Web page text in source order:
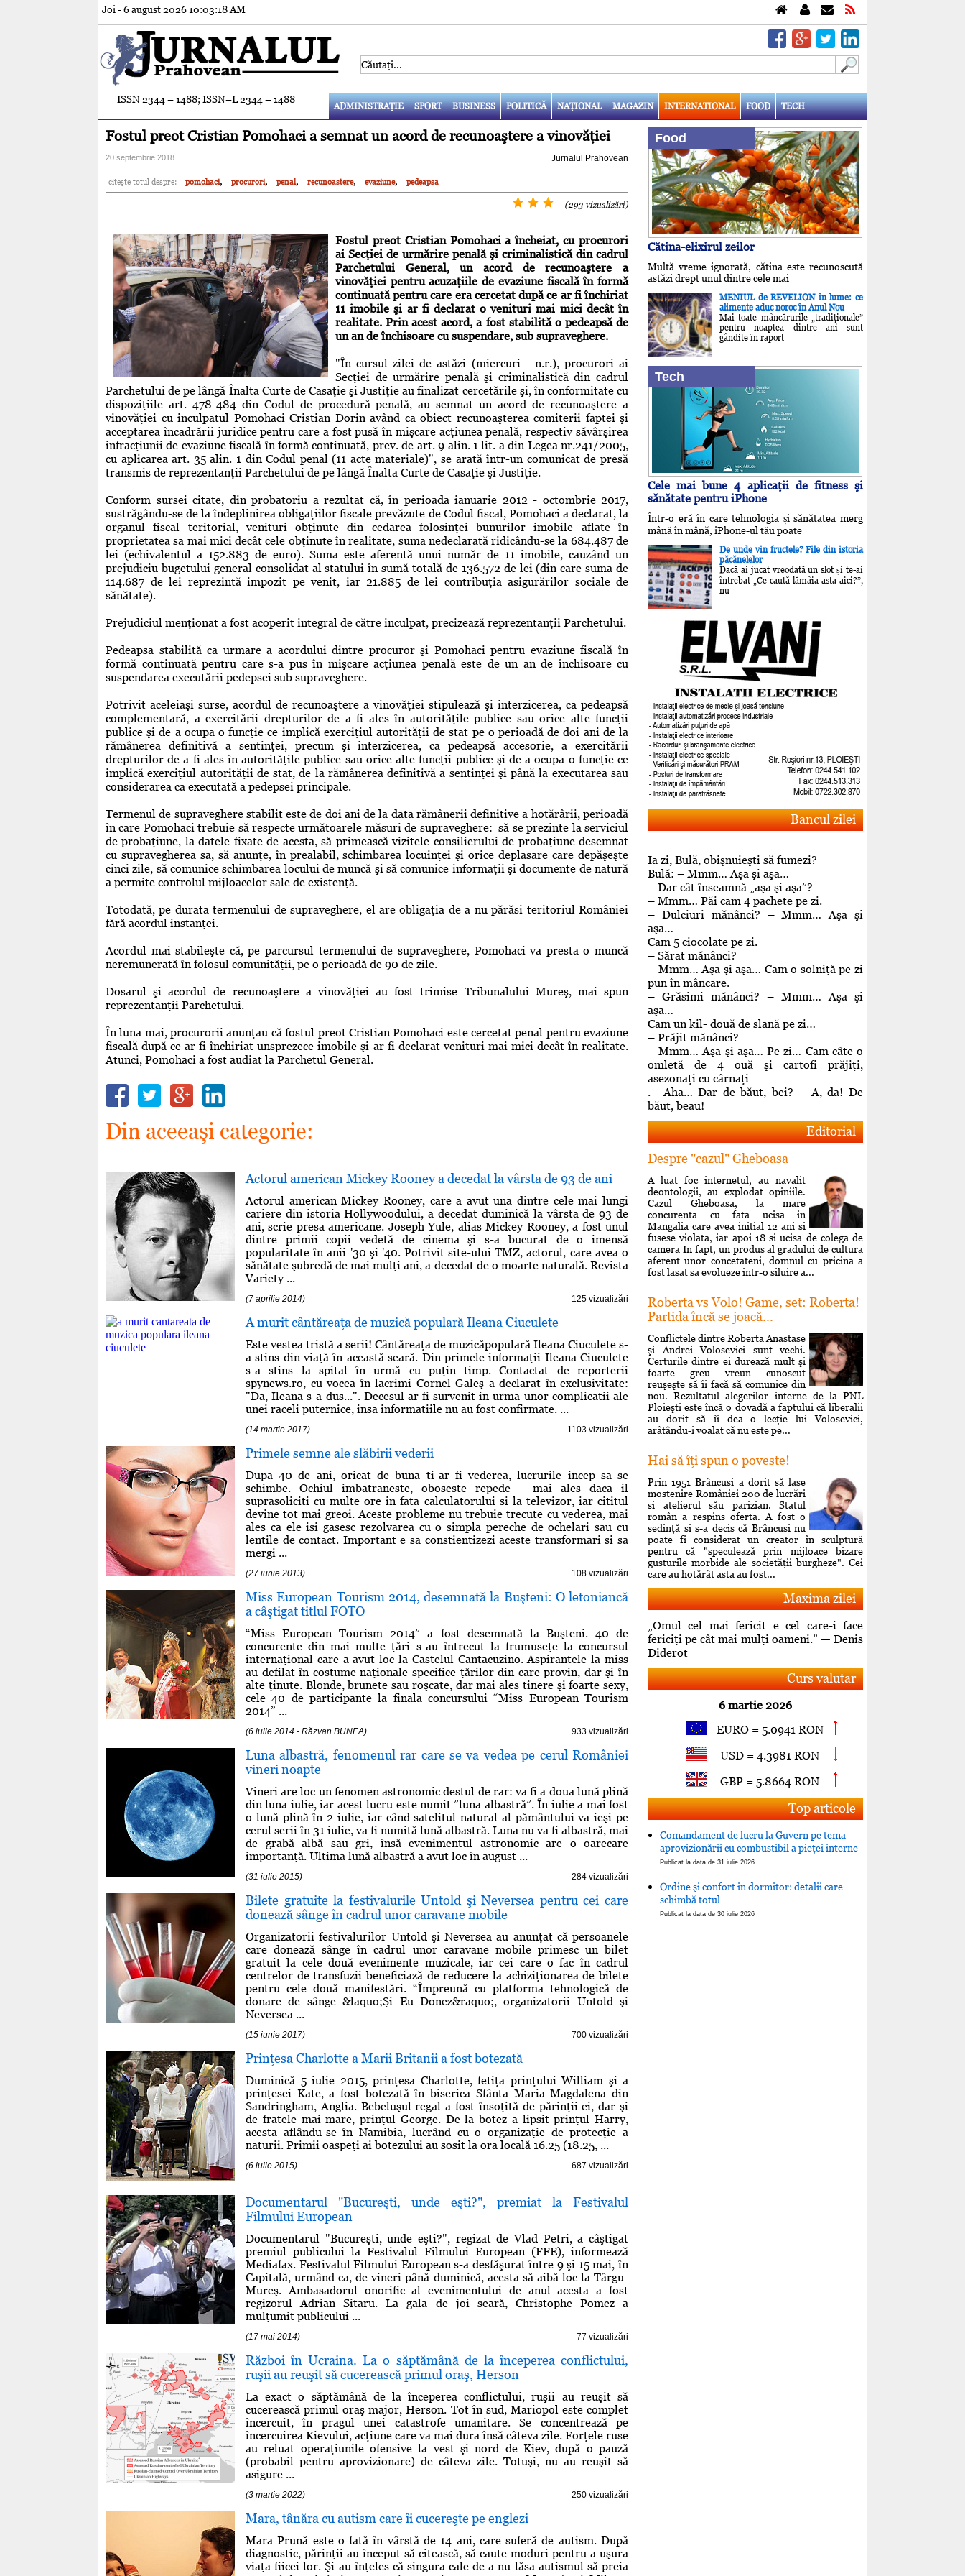
Joi - 6 august 202610:03:19 AM
ISSN 2344 – 1488; ISSN–L 2344 – 1488
ADMINISTRAŢIE SPORT BUSINESS POLITICĂ NAŢIONAL MAGAZIN INTERNATIONAL FOOD TECH
Fostul preot Cristian Pomohaci a semnat un acord de recunoaştere a vinovăţiei
20 septembrie 2018 Jurnalul Prahovean
citeşte totul despre: pomohaci, procurori, penal, recunoastere, evaziune, pedeapsa
(293 vizualizări)
Fostul preot Cristian Pomohaci a încheiat, cu procurori
ai Secţiei de urmărire penală şi criminalistică din cadrul
Parchetului General, un acord de recunoaştere a
vinovăţiei pentru acuzaţiile de evaziune fiscală în formă
continuată pentru care era cercetat după ce ar fi închiriat
11 imobile şi ar fi declarat o venituri mai mici decât în
realitate. Prin acest acord, a fost stabilită o pedeapsă de
un an de închisoare cu suspendare, sub supraveghere.
"În cursul zilei de astăzi (miercuri - n.r.), procurori ai
Secţiei de urmărire penală şi criminalistică din cadrul
Parchetului de pe lângă Înalta Curte de Casaţie şi Justiţie au finalizat cercetările şi, în conformitate cu
dispoziţiile art. 478-484 din Codul de procedură penală, au semnat un acord de recunoaştere a
vinovăţiei cu inculpatul Pomohaci Cristian Dorin având ca obiect recunoaşterea comiterii faptei şi
acceptarea încadrării juridice pentru care a fost pusă în mişcare acţiunea penală, respectiv săvârşirea
infracţiunii de evaziune fiscală în formă continuată, prev. de art. 9 alin. 1 lit. a din Legea nr.241/2005,
cu aplicarea art. 35 alin. 1 din Codul penal (11 acte materiale)", se arată într-un comunicat de presă
transmis de reprezentanţii Parchetului de pe lângă Înalta Curte de Casaţie şi Justiţie.
Conform sursei citate, din probatoriu a rezultat că, în perioada ianuarie 2012 - octombrie 2017,
sustrăgându-se de la îndeplinirea obligaţiilor fiscale prevăzute de Codul fiscal, Pomohaci a declarat, la
organul fiscal teritorial, venituri obţinute din cedarea folosinţei bunurilor imobile aflate în
proprietatea sa mai mici decât cele obţinute în realitate, suma nedeclarată ridicându-se la 684.487 de
lei (echivalentul a 152.883 de euro). Suma este aferentă unui număr de 11 imobile, cauzând un
prejudiciu bugetului general consolidat al statului în sumă totală de 136.572 de lei (din care suma de
114.687 de lei reprezintă impozit pe venit, iar 21.885 de lei contribuţia asigurărilor sociale de
sănătate).
Prejudiciul menţionat a fost acoperit integral de către inculpat, precizează reprezentanţii Parchetului.
Pedeapsa stabilită ca urmare a acordului dintre procuror şi Pomohaci pentru evaziune fiscală în
formă continuată pentru care s-a pus în mişcare acţiunea penală este de un an de închisoare cu
suspendarea executării pedepsei sub supraveghere.
Potrivit aceleiaşi surse, acordul de recunoaştere a vinovăţiei stipulează şi interzicerea, ca pedeapsă
complementară, a exercitării drepturilor de a fi ales în autorităţile publice sau orice alte funcţii
publice şi de a ocupa o funcţie ce implică exerciţiul autorităţii de stat pe o perioadă de doi ani de la
rămânerea definitivă a sentinţei, precum şi interzicerea, ca pedeapsă accesorie, a exercitării
drepturilor de a fi ales în autorităţile publice sau orice alte funcţii publice şi de a ocupa o funcţie ce
implică exerciţiul autorităţii de stat, de la rămânerea definitivă a sentinţei şi până la executarea sau
considerarea ca executată a pedepsei principale.
Termenul de supraveghere stabilit este de doi ani de la data rămânerii definitive a hotărârii, perioadă
în care Pomohaci trebuie să respecte următoarele măsuri de supraveghere: să se prezinte la serviciul
de probaţiune, la datele fixate de acesta, să primească vizitele consilierului de probaţiune desemnat
cu supravegherea sa, să anunţe, în prealabil, schimbarea locuinţei şi orice deplasare care depăşeşte
cinci zile, să comunice schimbarea locului de muncă şi să comunice informaţii şi documente de natură
a permite controlul mijloacelor sale de existenţă.
Totodată, pe durata termenului de supraveghere, el are obligaţia de a nu părăsi teritoriul României
fără acordul instanţei.
Acordul mai stabileşte că, pe parcursul termenului de supraveghere, Pomohaci va presta o muncă
neremunerată în folosul comunităţii, pe o perioadă de 90 de zile.
Dosarul şi acordul de recunoaştere a vinovăţiei au fost trimise Tribunalului Mureş, mai spun
reprezentanţii Parchetului.
În luna mai, procurorii anunţau că fostul preot Cristian Pomohaci este cercetat penal pentru evaziune
fiscală după ce ar fi închiriat unsprezece imobile şi ar fi declarat venituri mai mici decât în realitate.
Atunci, Pomohaci a fost audiat la Parchetul General.
Din aceeaşi categorie:
Actorul american Mickey Rooney a decedat la vârsta de 93 de ani
Actorul american Mickey Rooney, care a avut una dintre cele mai lungi
cariere din istoria Hollywoodului, a decedat duminică la vârsta de 93 de
ani, scrie presa americane. Joseph Yule, alias Mickey Rooney, a fost unul
dintre primii copii vedetă de cinema şi s-a bucurat de o imensă
popularitate în anii '30 şi '40. Potrivit site-ului TMZ, actorul, care avea o
sănătate şubredă de mai mulţi ani, a decedat de o moarte naturală. Revista
Variety ...
(7 aprilie 2014) 125 vizualizări
A murit cântăreaţa de muzică populară Ileana Ciuculete
Este vestea tristă a serii! Cântăreaţa de muzicăpopulară Ileana Ciuculete s-
a stins din viaţă în această seară. Din primele informaţii Ileana Ciuculete
s-a stins la spital în urmă cu puţin timp. Contactat de reporterii
spynews.ro, cu vocea în lacrimi Cornel Galeş a declarat în exclusivitate:
"Da, Ileana s-a dus...". Decesul ar fi survenit in urma unor complicatii ale
unei raceli puternice, insa informatiile nu au fost confirmate. ...
(14 martie 2017) 1103 vizualizări
Primele semne ale slăbirii vederii
Dupa 40 de ani, oricat de buna ti-ar fi vederea, lucrurile incep sa se
schimbe. Ochiul imbatraneste, oboseste repede - mai ales daca il
suprasoliciti cu multe ore in fata calculatorului si la televizor, iar cititul
devine tot mai greoi. Aceste probleme nu trebuie trecute cu vederea, mai
ales ca ele isi gasesc rezolvarea cu o simpla pereche de ochelari sau cu
lentile de contact. Important e sa constientizezi aceste transformari si sa
mergi ...
(27 iunie 2013) 108 vizualizări
Miss European Tourism 2014, desemnată la Buşteni: O letoniancă
a câştigat titlul FOTO
“Miss European Tourism 2014” a fost desemnată la Buşteni. 40 de
concurente din mai multe ţări s-au întrecut la frumuseţe la concursul
internaţional care a avut loc la Castelul Cantacuzino. Aspirantele la miss
au defilat în costume naţionale specifice ţărilor din care provin, dar şi în
alte ţinute. Blonde, brunete sau roşcate, dar mai ales tinere şi foarte sexy,
cele 40 de participante la finala concursului “Miss European Tourism
2014” ...
(6 iulie 2014 - Răzvan BUNEA) 933 vizualizări
Luna albastră, fenomenul rar care se va vedea pe cerul României
vineri noapte
Vineri are loc un fenomen astronomic destul de rar: va fi a doua lună plină
din luna iulie, iar acest lucru este numit ”luna albastră”. În iulie a mai fost
o lună plină în 2 iulie, iar când satelitul natural al pământului va ieşi pe
cerul serii în 31 iulie, va fi numită lună albastră. Luna nu va fi albastră, mai
de grabă albă sau gri, însă evenimentul astronomic are o oarecare
importanţă. Ultima lună albastră a avut loc în august ...
(31 iulie 2015) 284 vizualizări
Bilete gratuite la festivalurile Untold şi Neversea pentru cei care
donează sânge în cadrul unor caravane mobile
Organizatorii festivalurilor Untold şi Neversea au anunţat că persoanele
care donează sânge în cadrul unor caravane mobile primesc un bilet
gratuit la cele două evenimente muzicale, iar cei care o fac în cadrul
centrelor de transfuzii beneficiază de reducere la achiziţionarea de bilete
pentru cele două manifestări. “Împreună cu platforma tehnologică de
donare de sânge &laquo;Şi Eu Donez&raquo;, organizatorii Untold şi
Neversea ...
(15 iunie 2017) 700 vizualizări
Prinţesa Charlotte a Marii Britanii a fost botezată
Duminică 5 iulie 2015, prinţesa Charlotte, fetiţa prinţului William şi a
prinţesei Kate, a fost botezată în biserica Sfânta Maria Magdalena din
Sandringham, Anglia. Bebeluşul regal a fost însoţită de părinţii ei, dar şi
de fratele mai mare, prinţul George. De la botez a lipsit prinţul Harry,
acesta aflându-se în Namibia, lucrând cu o organizaţie de protecţie a
naturii. Primii oaspeţi ai botezului au sosit la ora locală 16.25 (18.25, ...
(6 iulie 2015) 687 vizualizări
Documentarul "Bucureşti, unde eşti?", premiat la Festivalul
Filmului European
Documentarul "Bucureşti, unde eşti?", regizat de Vlad Petri, a câştigat
premiul publicului la Festivalul Filmului European (FFE), informează
Mediafax. Festivalul Filmului European s-a desfăşurat între 9 şi 15 mai, în
Capitală, urmând ca, de vineri până duminică, acesta să aibă loc la Târgu-
Mureş. Ambasadorul onorific al evenimentului de anul acesta a fost
regizorul Adrian Sitaru. La gala de joi seară, Christophe Pomez a
mulţumit publicului ...
(17 mai 2014) 77 vizualizări
Război în Ucraina. La o săptămână de la începerea conflictului,
ruşii au reuşit să cucerească primul oraş, Herson
La exact o săptămână de la începerea conflictului, ruşii au reuşit să
cucerească primul oraş major, Herson. Tot în sud, Mariopol este complet
încercuit, în pragul unei catastrofe umanitare. Se concentrează pe
încercuirea Kievului, acţiune care va mai dura însă câteva zile. Forţele ruse
au reluat operaţiunile ofensive la vest şi nord de Kiev, după o pauză
(probabil pentru aprovizionare) de câteva zile. Totuşi, nu au reuşit să
asigure ...
(3 martie 2022) 250 vizualizări
Mara, tânăra cu autism care îi cucereşte pe englezi
Mara Prună este o fată în vârstă de 14 ani, care suferă de autism. După
diagnostic, părinţii au început să citească, să caute moduri pentru a uşura
viaţa fiicei lor. Şi au înţeles că singura cale de a nu lăsa autismul să preia
Food
Cătina-elixirul zeilor
Multă vreme ignorată, cătina este recunoscută
astăzi drept unul dintre cele mai
MENIUL de REVELION în lume: ce
alimente aduc noroc în Anul Nou
Mai toate mâncărurile „tradiţionale”
pentru noaptea dintre ani sunt
gândite în raport
Tech
Cele mai bune 4 aplicaţii de fitness şi
sănătate pentru iPhone
Într-o eră în care tehnologia și sănătatea merg
mână în mână, iPhone-ul tău poate
De unde vin fructele? File din istoria
păcănelelor
Dacă ai jucat vreodată un slot și te-ai
întrebat „Ce caută lămâia asta aici?”,
nu
Bancul zilei
Ia zi, Bulă, obişnuieşti să fumezi?
Bulă: – Mmm… Aşa şi aşa…
– Dar cât înseamnă „aşa şi aşa”?
– Mmm… Păi cam 4 pachete pe zi.
– Dulciuri mănânci? – Mmm… Aşa şi
aşa…
Cam 5 ciocolate pe zi.
– Sărat mănânci?
– Mmm… Aşa şi aşa… Cam o solniţă pe zi
pun în mâncare.
– Grăsimi mănânci? – Mmm… Aşa şi
aşa…
Cam un kil- două de slană pe zi…
– Prăjit mănânci?
– Mmm… Aşa şi aşa… Pe zi… Cam câte o
omletă de 4 ouă şi cartofi prăjiţi,
asezonaţi cu cârnaţi
.– Aha… Dar de băut, bei? – A, da! De
băut, beau!
Editorial
Despre "cazul" Gheboasa
A luat foc internetul, au navalit
deontologii, au explodat opiniile.
Cazul Gheboasa, la mare
concurenta cu fata ucisa in
Mangalia care avea initial 12 ani si
fusese violata, iar apoi 18 si ucisa de colega de
camera In fapt, un produs al gradului de cultura
aferent unor concetateni, domnul cu pricina a
fost lasat sa evolueze intr-o siluire a...
Roberta vs Volo! Game, set: Roberta!
Partida încă se joacă...
Conflictele dintre Roberta Anastase
şi Andrei Volosevici sunt vechi.
Certurile dintre ei durează mult şi
foarte greu vreun cunoscut
reuşeşte să îi facă să comunice din
nou. Rezultatul alegerilor interne de la PNL
Ploieşti este încă o dovadă a faptului că liberalii
au dorit să îi dea o lecţie lui Volosevici,
arâtându-i voalat că nu este pe...
Hai să îţi spun o poveste!
Prin 1951 Brâncusi a dorit să lase
mostenire României 200 de lucrări
si atelierul său parizian. Statul
român a respins oferta. A fost o
sedinţă si s-a decis că Brâncusi nu
poate fi considerat un creator în sculptură
pentru că "speculează prin mijloace bizare
gusturile morbide ale societăţii burgheze". Cei
care au hotărât asta au fost...
Maxima zilei
„Omul cel mai fericit e cel care-i face
fericiţi pe cât mai mulţi oameni.” — Denis
Diderot
Curs valutar
6 martie 2026
EURO = 5.0941 RON
USD = 4.3981 RON
GBP = 5.8664 RON
Top articole
Comandament de lucru la Guvern pe tema
aprovizionării cu combustibil a pieţei interne
Publicat la data de 31 iulie 2026
Ordine şi confort in dormitor: detalii care
schimbă totul
Publicat la data de 30 iulie 2026